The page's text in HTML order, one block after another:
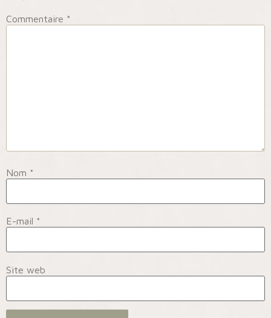
Commentaire *
Nom *
E-mail *
Site web